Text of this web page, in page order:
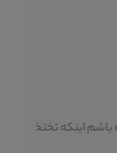
خیلی به کارم